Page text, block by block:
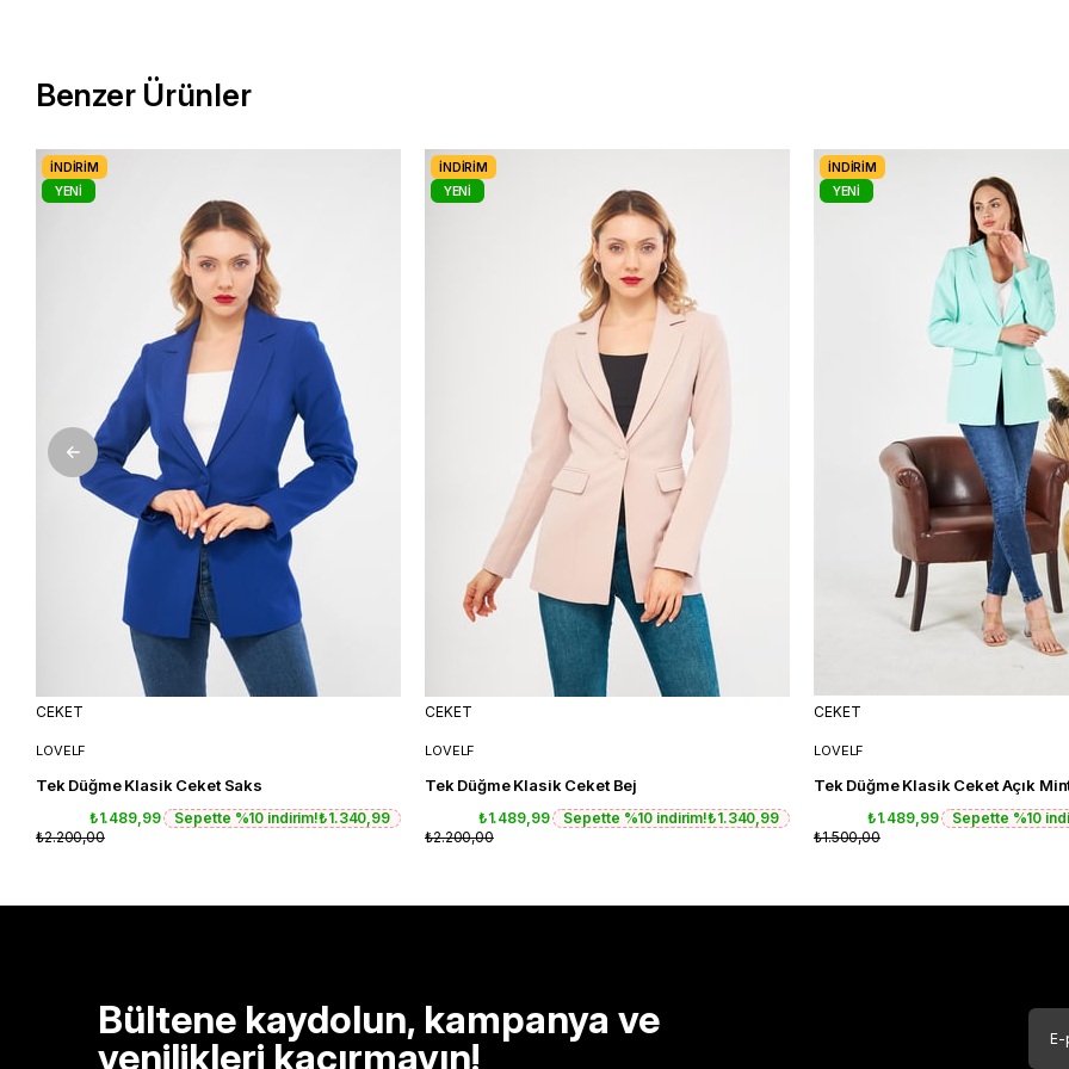
Benzer Ürünler
CEKET
LOVELF
Tek Düğme Klasik Ceket Saks
₺1.489,99 Sepette %10 indirim!₺1.340,99
₺2.200,00
İNDIRIM
YENI
CEKET
LOVELF
Tek Düğme Klasik Ceket Bej
₺1.489,99 Sepette %10 indirim!₺1.340,99
₺2.200,00
İNDIRIM
YENI
CEKET
LOVELF
Tek Düğme Klasik Ceket Açık
₺1.489,99 Sepette %10
₺1.500,00
İNDIRIM
YENI
Bültene kaydolun, kampanya ve
yenilikleri kaçırmayın!